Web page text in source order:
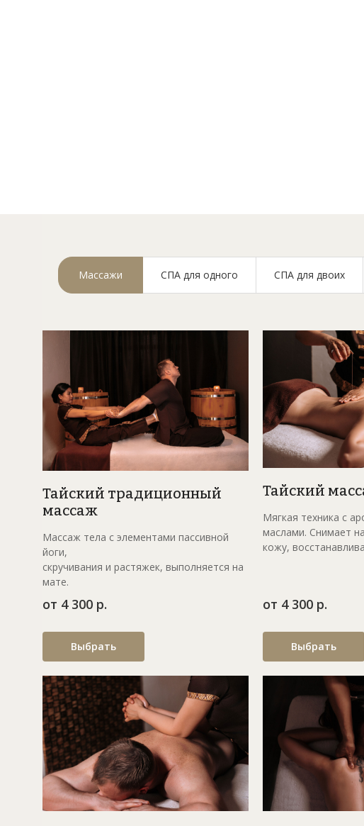
Спа-салон
Мой Тай
Традиции Тайланда с заботой о вас
Массажи СПА для одного СПА для двоих
Тайский традиционный
массаж
Массаж тела с элементами пассивной
йоги,
скручивания и растяжек, выполняется на
мате.
от 4 300 р.
Выбрать
Тайский
Мягкая техника с
маслами. Снимает
кожу,
от 4 300 р.
Выбрать